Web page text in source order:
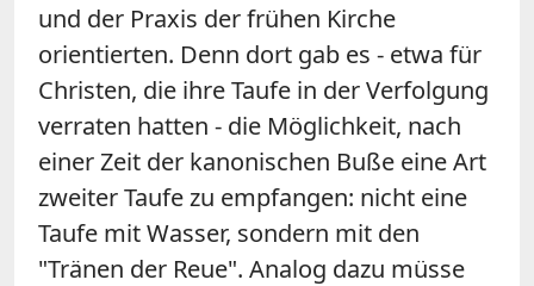
und der Praxis der frühen Kirche
orientierten. Denn dort gab es - etwa für
Christen, die ihre Taufe in der Verfolgung
verraten hatten - die Möglichkeit, nach
einer Zeit der kanonischen Buße eine Art
zweiter Taufe zu empfangen: nicht eine
Taufe mit Wasser, sondern mit den
"Tränen der Reue". Analog dazu müsse